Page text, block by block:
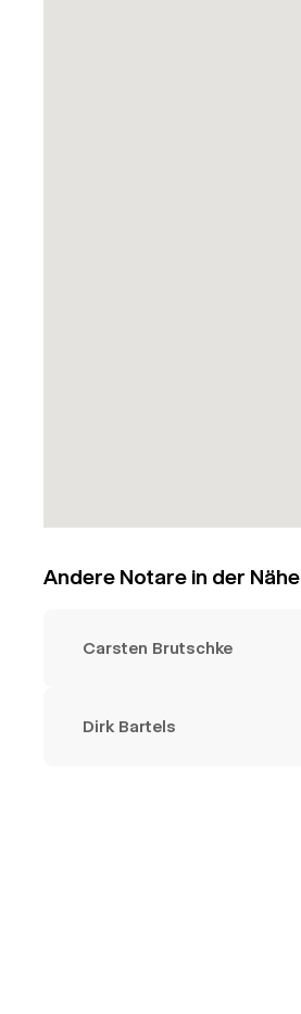
Andere Notare in der Nähe
Carsten Brutschke
Dirk Bartels